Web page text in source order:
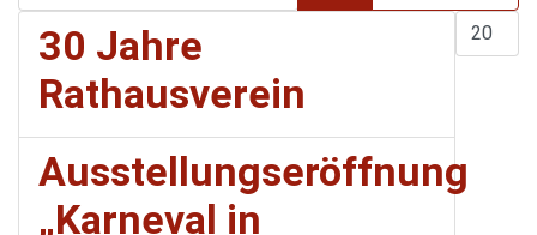
Anzeige
30 Jahre
Rathausverein
Ausstellungseröffnung
„Karneval in